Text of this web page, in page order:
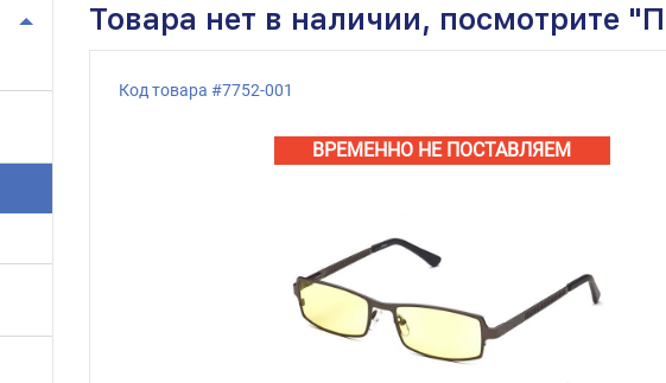
Товара нет в наличии, посмотрите
Код товара #7752-001
ВРЕМЕННО НЕ ПОСТАВЛЯЕМ